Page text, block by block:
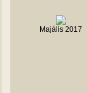
Majális 2017